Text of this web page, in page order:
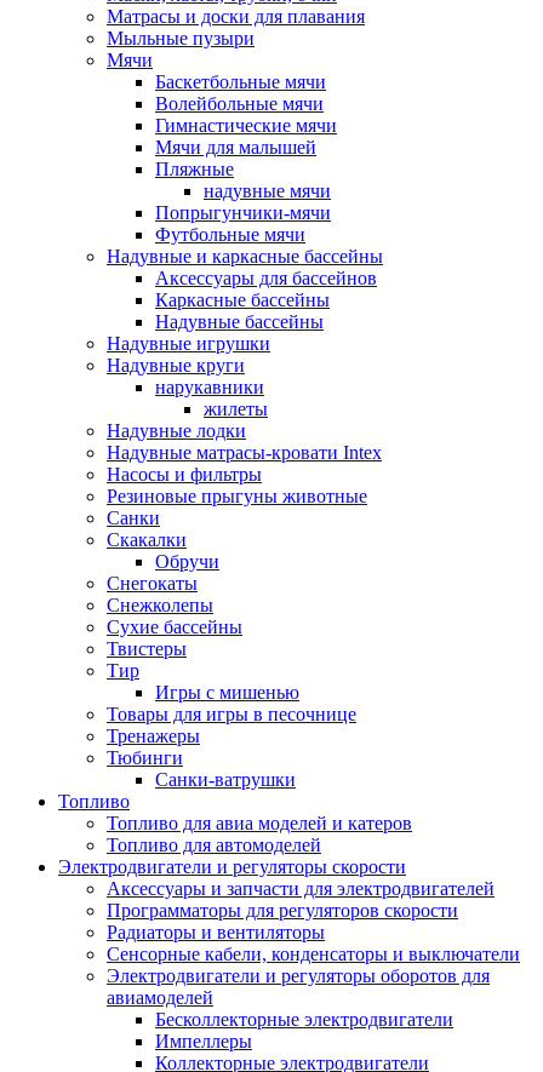
Матрасы и доски для плавания
Мыльные пузыри
Мячи
Баскетбольные мячи
Волейбольные мячи
Гимнастические мячи
Мячи для малышей
Пляжные
надувные мячи
Попрыгунчики-мячи
Футбольные мячи
Надувные и каркасные бассейны
Аксессуары для бассейнов
Каркасные бассейны
Надувные бассейны
Надувные игрушки
Надувные круги
нарукавники
жилеты
Надувные лодки
Надувные матрасы-кровати Intex
Насосы и фильтры
Резиновые прыгуны животные
Санки
Скакалки
Обручи
Снегокаты
Снежколепы
Сухие бассейны
Твистеры
Тир
Игры с мишенью
Товары для игры в песочнице
Тренажеры
Тюбинги
Санки-ватрушки
Топливо
Топливо для авиа моделей и катеров
Топливо для автомоделей
Электродвигатели и регуляторы скорости
Аксессуары и запчасти для электродвигателей
Программаторы для регуляторов скорости
Радиаторы и вентиляторы
Сенсорные кабели, конденсаторы и выключатели
Электродвигатели и регуляторы оборотов для
авиамоделей
Бесколлекторные электродвигатели
Импеллеры
Коллекторные электродвигатели